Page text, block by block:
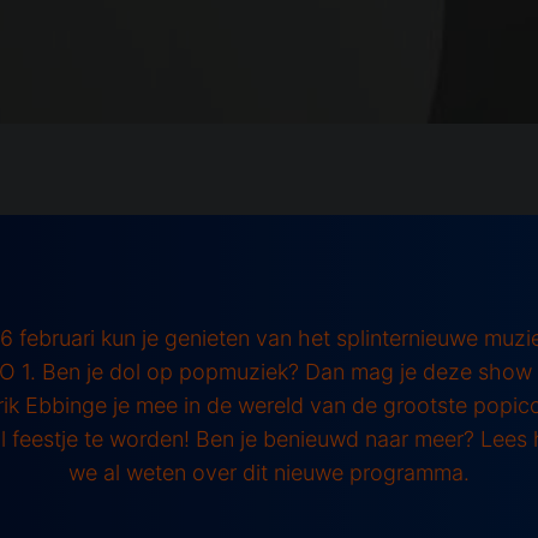
februari kun je genieten van het splinternieuwe
1. Ben je dol op popmuziek? Dan mag je deze
Ebbinge je mee in de wereld van de grootste
feestje te worden! Ben je benieuwd naar meer? Lees
we al weten over dit nieuwe programma.